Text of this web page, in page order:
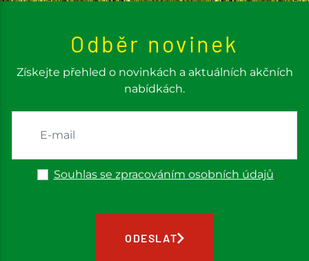
Odběr novinek
Získejte přehled o novinkách a aktuálních akčních
nabídkách.
Souhlas se zpracováním osobních údajů
ODESLAT